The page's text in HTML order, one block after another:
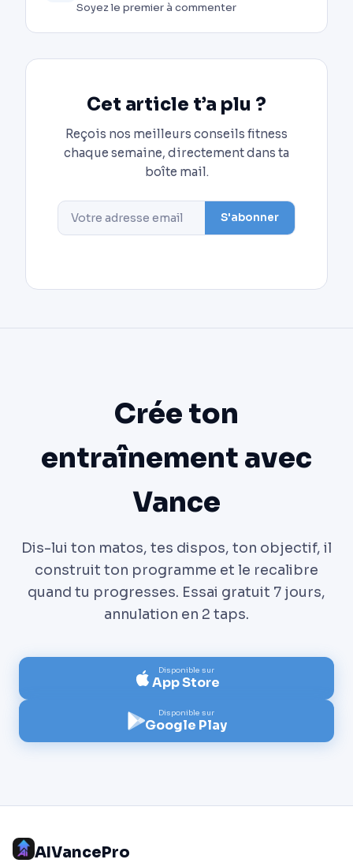
Soyez le premier à commenter
Cet article t’a plu ?
Reçois nos meilleurs conseils fitness
chaque semaine, directement dans ta
boîte mail.
S'abonner
Crée ton
entraînement avec
Vance
Dis-lui ton matos, tes dispos, ton objectif, il
construit ton programme et le recalibre
quand tu progresses. Essai gratuit 7 jours,
annulation en 2 taps.
Disponible sur
App Store
Disponible sur
Google Play
AIVancePro